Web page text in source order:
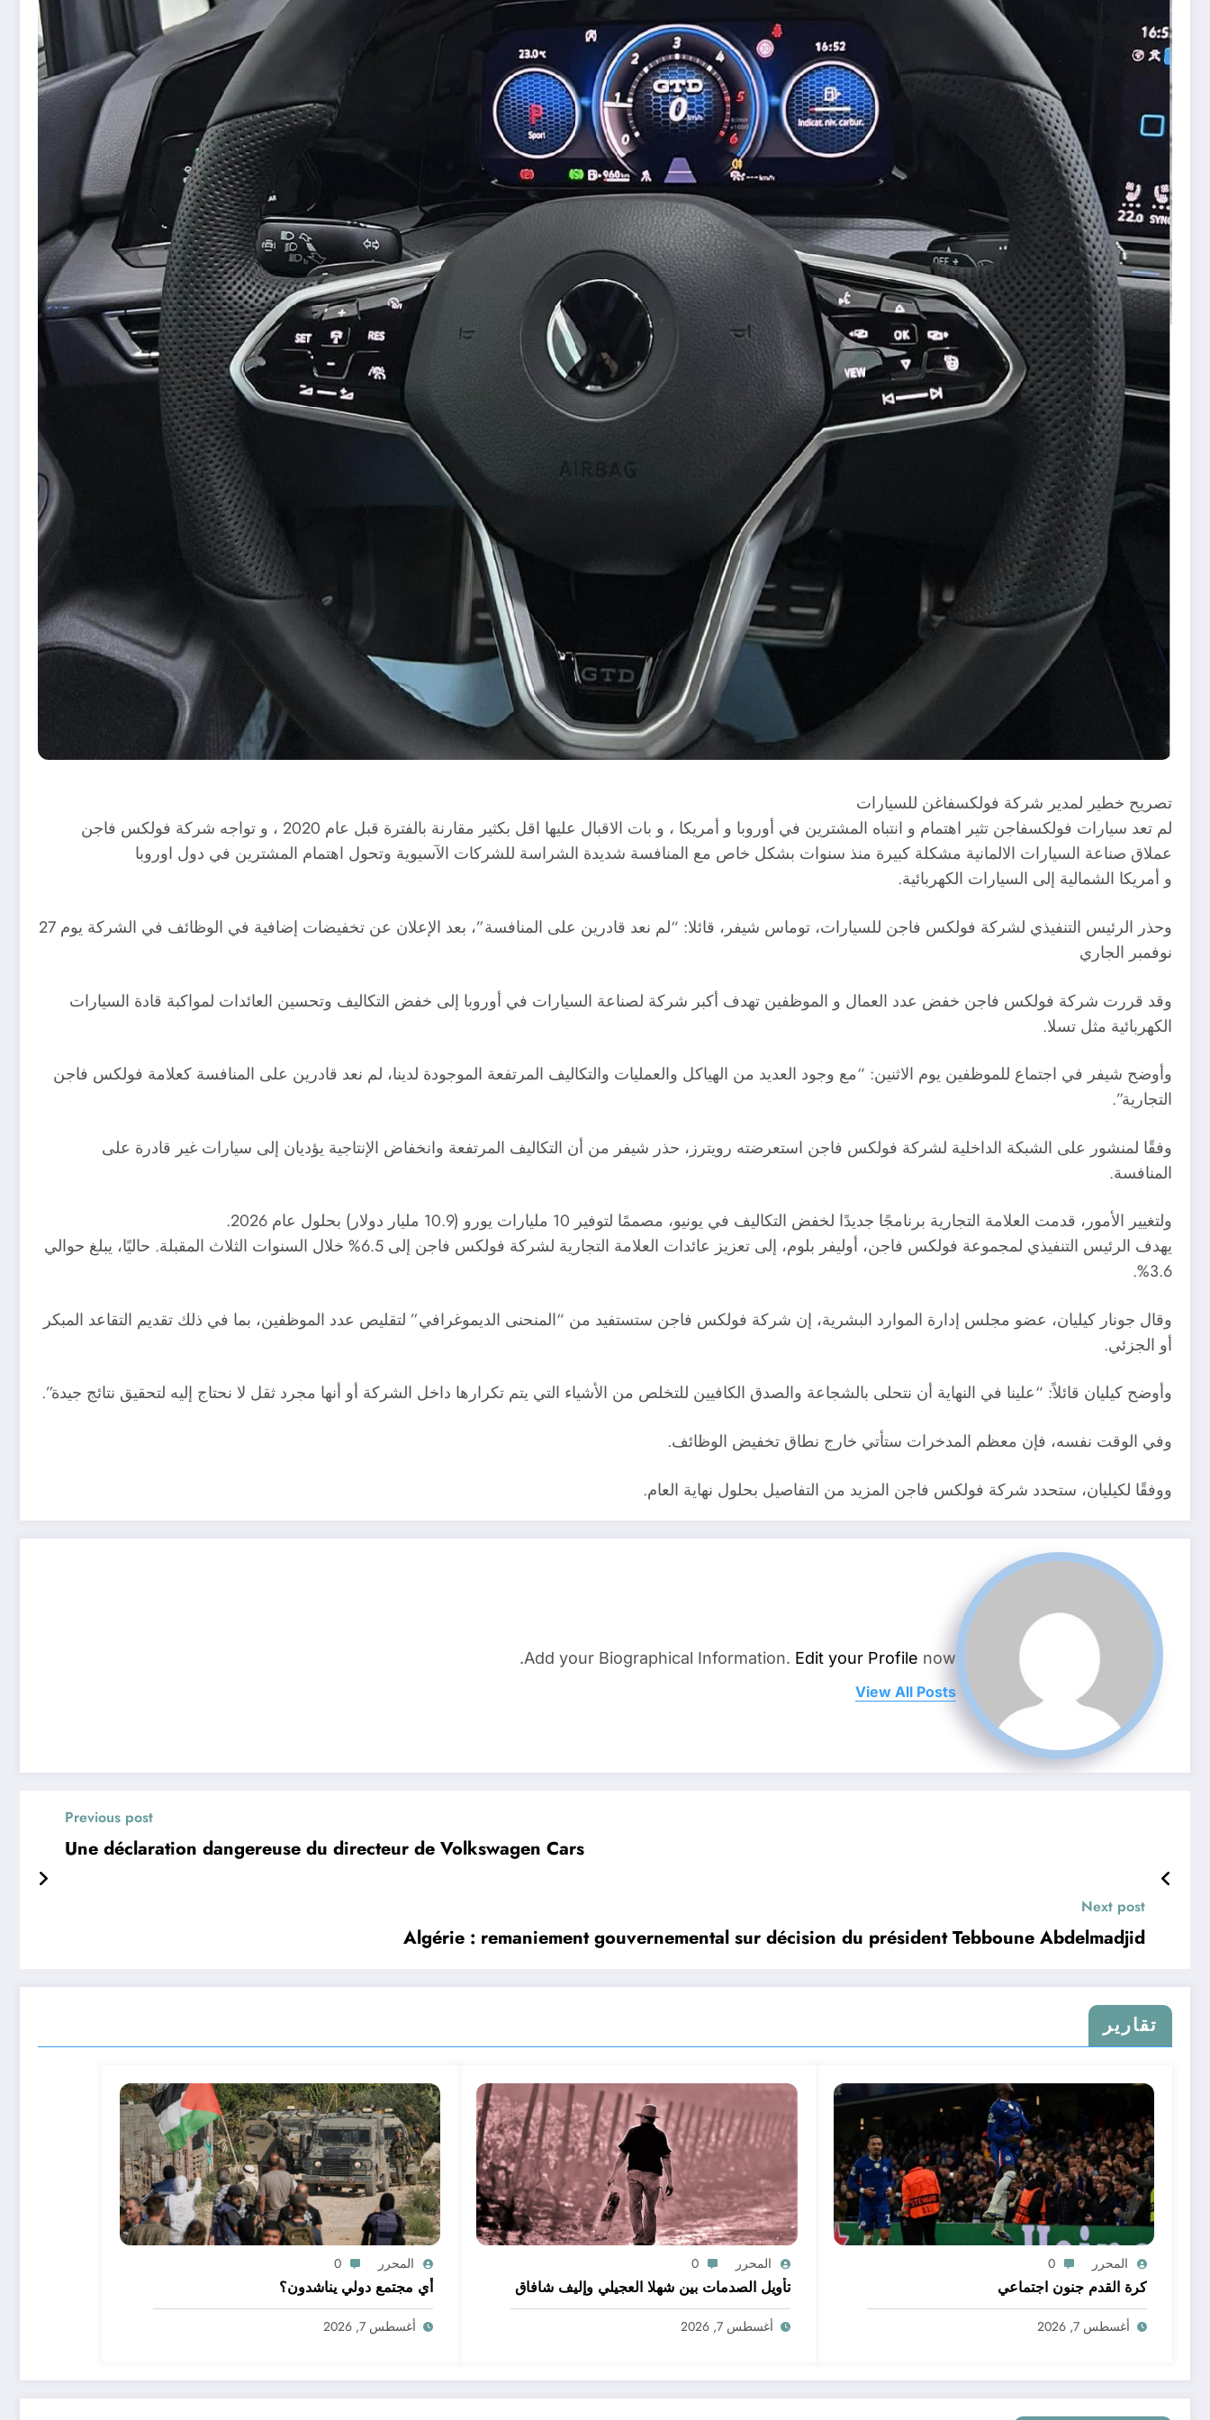
تصريح خطير لمدير شركة فولكسفاغن للسيارات
لم تعد سيارات فولكسفاجن تثير اهتمام و انتباه المشترين في أوروبا و أمريكا ، و بات الاقبال عليها اقل بكثير مقارنة بالفترة قبل عام 2020 ، و تواجه شركة فولكس فاجن
عملاق صناعة السيارات الالمانية مشكلة كبيرة منذ سنوات بشكل خاص مع المنافسة شديدة الشراسة للشركات الآسيوية وتحول اهتمام المشترين في دول اوروبا
و أمريكا الشمالية إلى السيارات الكهربائية.
وحذر الرئيس التنفيذي لشركة فولكس فاجن للسيارات، توماس شيفر، قائلا: “لم نعد قادرين على المنافسة”، بعد الإعلان عن تخفيضات إضافية في الوظائف في الشركة يوم 27
نوفمبر الجاري
وقد قررت شركة فولكس فاجن خفض عدد العمال و الموظفين تهدف أكبر شركة لصناعة السيارات في أوروبا إلى خفض التكاليف وتحسين العائدات لمواكبة قادة السيارات
الكهربائية مثل تسلا.
وأوضح شيفر في اجتماع للموظفين يوم الاثنين: “مع وجود العديد من الهياكل والعمليات والتكاليف المرتفعة الموجودة لدينا، لم نعد قادرين على المنافسة كعلامة فولكس فاجن
التجارية”.
وفقًا لمنشور على الشبكة الداخلية لشركة فولكس فاجن استعرضته رويترز، حذر شيفر من أن التكاليف المرتفعة وانخفاض الإنتاجية يؤديان إلى سيارات غير قادرة على
المنافسة.
ولتغيير الأمور، قدمت العلامة التجارية برنامجًا جديدًا لخفض التكاليف في يونيو، مصممًا لتوفير 10 مليارات يورو (10.9 مليار دولار) بحلول عام 2026.
يهدف الرئيس التنفيذي لمجموعة فولكس فاجن، أوليفر بلوم، إلى تعزيز عائدات العلامة التجارية لشركة فولكس فاجن إلى 6.5% خلال السنوات الثلاث المقبلة. حاليًا، يبلغ حوالي
3.6%.
وقال جونار كيليان، عضو مجلس إدارة الموارد البشرية، إن شركة فولكس فاجن ستستفيد من “المنحنى الديموغرافي” لتقليص عدد الموظفين، بما في ذلك تقديم التقاعد المبكر
أو الجزئي.
وأوضح كيليان قائلاً: “علينا في النهاية أن نتحلى بالشجاعة والصدق الكافيين للتخلص من الأشياء التي يتم تكرارها داخل الشركة أو أنها مجرد ثقل لا نحتاج إليه لتحقيق نتائج جيدة”.
وفي الوقت نفسه، فإن معظم المدخرات ستأتي خارج نطاق تخفيض الوظائف.
ووفقًا لكيليان، ستحدد شركة فولكس فاجن المزيد من التفاصيل بحلول نهاية العام.
Add your Biographical Information. Edit your Profile now.
View All Posts
Previous post
Une déclaration dangereuse du directeur de Volkswagen Cars
Next post
Algérie : remaniement gouvernemental sur décision du président Tebboune Abdelmadjid
تقارير
المحرر 0
كرة القدم جنون اجتماعي
أغسطس 7, 2026
المحرر 0
تأويل الصدمات بين شهلا العجيلي وإليف شافاق
أغسطس 7, 2026
المحرر 0
أي مجتمع دولي يناشدون؟
أغسطس 7, 2026